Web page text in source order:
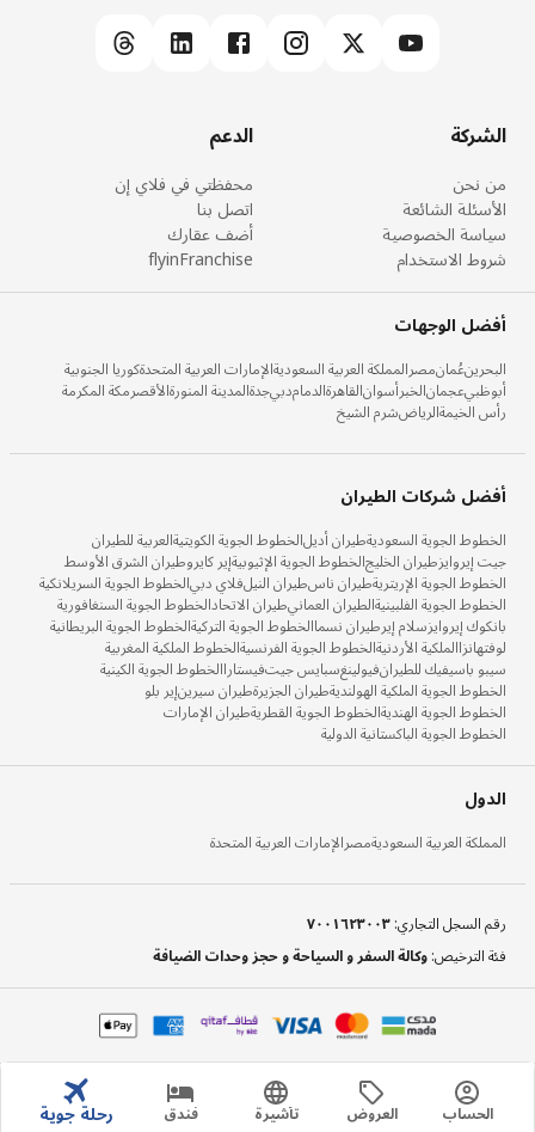
رحلة جوية فندق تأشيرة العروض الحساب
الشركة
من نحن
الأسئلة الشائعة
سياسة الخصوصية
شروط الاستخدام
الدعم
محفظتي في فلاي إن
اتصل بنا
أضف عقارك
flyinFranchise
أفضل الوجهات
البحرينعُمانمصرالمملكة العربية السعوديةالإمارات العربية المتحدةكوريا الجنوبية
أبوظبيعجمانالخبرأسوانالقاهرةالدمامدبيجدةالمدينة المنورةالأقصرمكة المكرمة
رأس الخيمةالرياضشرم الشيخ
أفضل شركات الطيران
الخطوط الجوية السعوديةطيران أديلالخطوط الجوية الكويتيةالعربية للطيران
جيت إيروايزطيران الخليجالخطوط الجوية الإثيوبيةإير كايروطيران الشرق الأوسط
الخطوط الجوية الإريتريةطيران ناسطيران النيلفلاي دبيالخطوط الجوية السريلانكية
الخطوط الجوية الفلبينيةالطيران العمانيطيران الاتحادالخطوط الجوية السنغافورية
بانكوك إيروايزسلام إيرطيران نسماالخطوط الجوية التركيةالخطوط الجوية البريطانية
لوفتهانزاالملكية الأردنيةالخطوط الجوية الفرنسيةالخطوط الملكية المغربية
سيبو باسيفيك للطيرانفيولينغسبايس جيتفيستاراالخطوط الجوية الكينية
الخطوط الجوية الملكية الهولنديةطيران الجزيرةطيران سيرينإير بلو
الخطوط الجوية الهنديةالخطوط الجوية القطريةطيران الإمارات
الخطوط الجوية الباكستانية الدولية
الدول
المملكة العربية السعوديةمصرالإمارات العربية المتحدة
رقم السجل التجاري:٧٠٠١٦٢٣٠٠٣
فئة الترخيص:وكالة السفر و السياحة و حجز وحدات الضيافة